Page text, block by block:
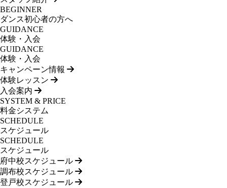
BEGINNER
ダンス初心者の方へ
GUIDANCE
体験・入会
GUIDANCE
体験・入会
キャンペーン情報
体験レッスン
入会案内
SYSTEM & PRICE
料金システム
SCHEDULE
スケジュール
SCHEDULE
スケジュール
府中校スケジュール
調布校スケジュール
登戸校スケジュール